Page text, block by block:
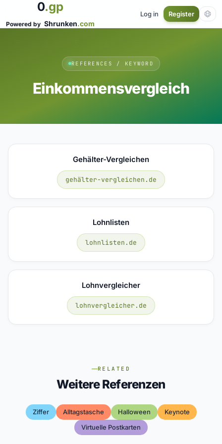
0.gp
Powered by Shrunken.com
Log in Register
REFERENCES / KEYWORD
Einkommensvergleich
Gehälter-Vergleichen
gehälter-vergleichen.de
Lohnlisten
lohnlisten.de
Lohnvergleicher
lohnvergleicher.de
RELATED
Weitere Referenzen
Ziffer Alltagstasche Halloween
Keynote
Virtuelle Postkarten